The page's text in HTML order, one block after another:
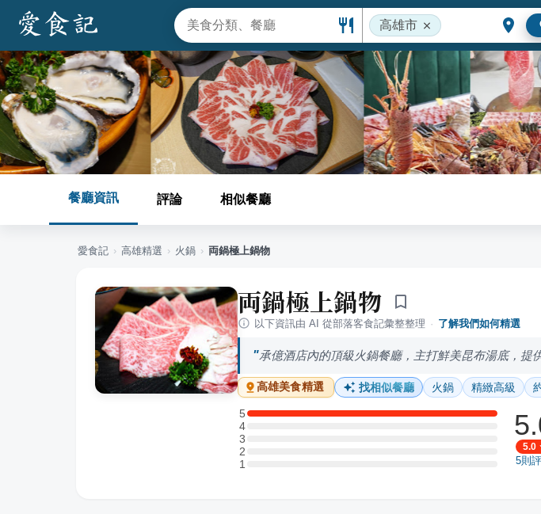
高雄市
餐廳資訊 評論 相似餐廳
愛食記 › 高雄精選 › 火鍋 › 両鍋極上鍋物
両鍋極上鍋物
以下資訊由 AI 從部落客食記彙整整理 · 了解我們如何精選
承億酒店內的頂級火鍋餐廳，主打鮮美昆布湯底，提
高雄美食精選 找相似餐廳 火鍋 精緻高級
5
5 星：2 則評論
4
4 星：0 則評論
3
3 星：0 則評論
2
2 星：0 則評論
11 星：0 則評論
5.0
5則